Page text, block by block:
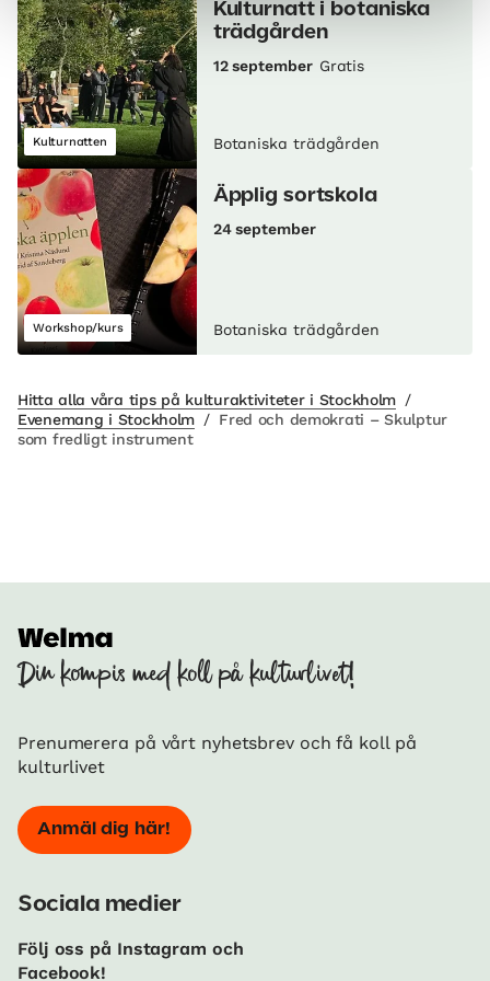
Kulturnatten
Kulturnatt i botaniska
trädgården
12 september Gratis
Botaniska trädgården
Workshop/kurs
Äpplig sortskola
24 september
Botaniska trädgården
Hitta alla våra tips på kulturaktiviteter i Stockholm /
Evenemang i Stockholm / Fred och demokrati – Skulptur
som fredligt instrument
Din kompis med koll på kulturlivet!
Prenumerera på vårt nyhetsbrev och få koll på
kulturlivet
Anmäl dig här!
Sociala medier
Följ oss på Instagram och
Facebook!